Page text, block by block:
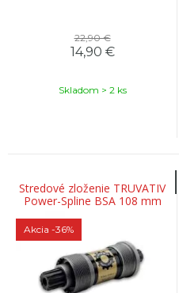
22,90 €
14,90 €
Skladom > 2 ks
Stredové zloženie TRUVATIV
Power-Spline BSA 108 mm
bez skrutiek
Akcia -36%